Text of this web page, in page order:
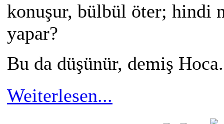
konuşur, bülbül öter; hindi
yapar?
Bu da düşünür, demiş Hoca.
Weiterlesen...